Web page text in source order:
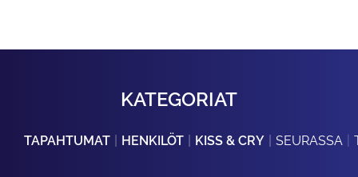
KATEGORIAT
TAPAHTUMAT HENKILÖT KISS & CRY SEURASSA